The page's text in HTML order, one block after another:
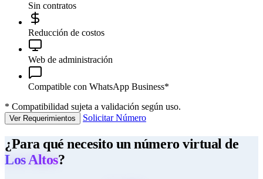
Sin contratos
Reducción de costos
Web de administración
Compatible con WhatsApp Business*
* Compatibilidad sujeta a validación según uso.
Ver Requerimientos Solicitar Número
¿Para qué necesito un número virtual de
Los Altos?